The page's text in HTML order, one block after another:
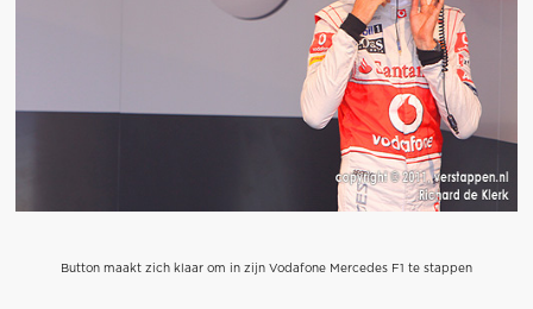
Button maakt zich klaar om in zijn Vodafone Mercedes F1 te stappen